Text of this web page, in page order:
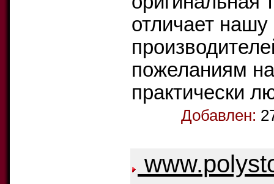
отличает
пожеланиям
практически
Добавлен: